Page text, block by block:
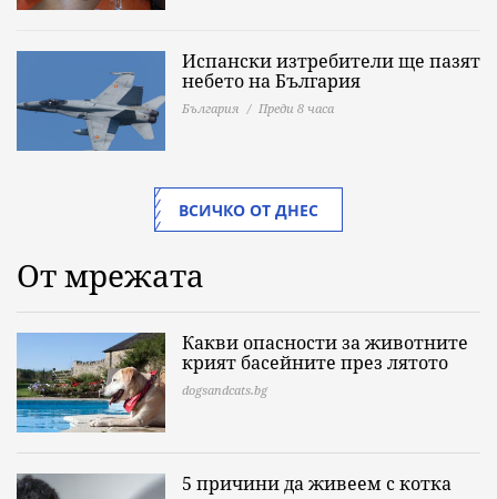
Испански изтребители ще пазят
небето на България
България Преди 8 часа
ВСИЧКО ОТ ДНЕС
От мрежата
Какви опасности за животните
крият басейните през лятото
dogsandcats.bg
5 причини да живеем с котка